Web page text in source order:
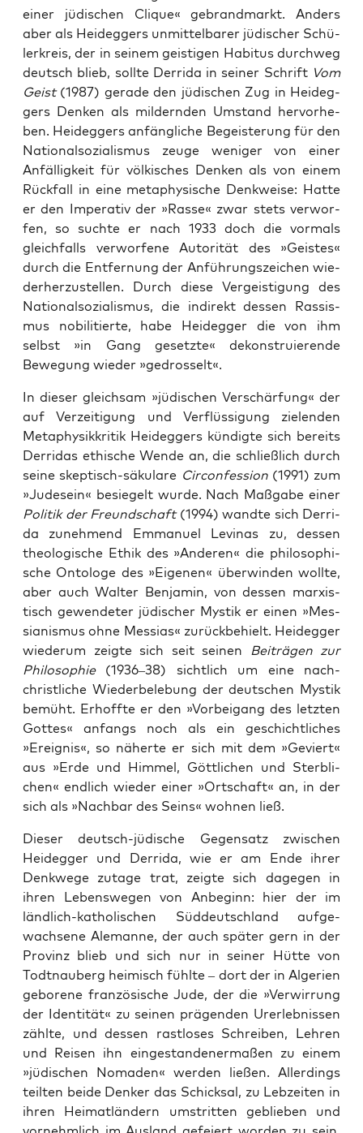
einer jüdi­schen Cli­que« gebrand­markt. Anders
aber als Heid­eg­gers unmit­tel­ba­rer jüdi­scher Schü­
ler­kreis, der in sei­nem geis­ti­gen Habi­tus durch­weg
deutsch blieb, soll­te Der­ri­da in sei­ner Schrift Vom
Geist(1987) gera­de den jüdi­schen Zug in Heid­eg­
gers Den­ken als mil­dern­den Umstand her­vor­he­
ben. Heid­eg­gers anfäng­li­che Begeis­te­rung für den
Natio­nal­so­zia­lis­mus zeu­ge weni­ger von einer
Anfäl­lig­keit für völ­ki­sches Den­ken als von einem
Rück­fall in eine meta­phy­si­sche Denk­wei­se: Hat­te
er den Impe­ra­tiv der »Ras­se« zwar stets ver­wor­
fen, so such­te er nach 1933 doch die vor­mals
gleich­falls ver­wor­fe­ne Auto­ri­tät des »Geis­tes«
durch die Ent­fer­nung der Anfüh­rungs­zei­chen wie­
der­her­zu­stel­len. Durch die­se Ver­geis­ti­gung des
Natio­nal­so­zia­lis­mus, die indi­rekt des­sen Ras­sis­
mus nobi­li­tier­te, habe Heid­eg­ger die von ihm
selbst »in Gang gesetz­te« dekon­stru­ie­ren­de
Bewe­gung wie­der »gedros­selt«.
In die­ser gleich­sam »jüdi­schen Ver­schär­fung« der
auf Ver­zei­ti­gung und Ver­flüs­si­gung zie­len­den
Meta­phy­sik­kri­tik Heid­eg­gers kün­dig­te sich bereits
Der­ri­das ethi­sche Wen­de an, die schließ­lich durch
sei­ne skep­tisch-säku­la­re Cir­con­fes­si­on(1991) zum
»Jude­s­ein« besie­gelt wur­de. Nach Maß­ga­be einer
Poli­tik der Freund­schaft(1994) wand­te sich Der­ri­
da zuneh­mend Emma­nu­el Levi­n­as zu, des­sen
theo­lo­gi­sche Ethik des »Ande­ren« die phi­lo­so­phi­
sche Onto­lo­ge des »Eige­nen« über­win­den woll­te,
aber auch Wal­ter Ben­ja­min, von des­sen mar­xis­
tisch gewen­de­ter jüdi­scher Mys­tik er einen »Mes­
sia­nis­mus ohne Mes­si­as« zurück­be­hielt. Heid­eg­ger
wie­der­um zeig­te sich seit sei­nen Bei­trä­gen zur
Phi­lo­so­phie(1936–38) sicht­lich um eine nach­
christ­li­che Wie­der­be­le­bung der deut­schen Mys­tik
bemüht. Erhoff­te er den »Vor­bei­gang des letz­ten
Got­tes« anfangs noch als ein geschicht­li­ches
»Ereig­nis«, so näher­te er sich mit dem »Geviert«
aus »Erde und Him­mel, Gött­li­chen und Sterb­li­
chen« end­lich wie­der einer »Ort­schaft« an, in der
sich als »Nach­bar des Seins« woh­nen ließ.
Die­ser deutsch-jüdi­sche Gegen­satz zwi­schen
Heid­eg­ger und Der­ri­da, wie er am Ende ihrer
Denk­we­ge zuta­ge trat, zeig­te sich dage­gen in
ihren Lebens­we­gen von Anbe­ginn: hier der im
länd­lich-katho­li­schen Süd­deutsch­land auf­ge­
wach­se­ne Ale­man­ne, der auch spä­ter gern in der
Pro­vinz blieb und sich nur in sei­ner Hüt­te von
Todt­nau­berg hei­misch fühl­te – dort der in Alge­ri­en
gebo­re­ne fran­zö­si­sche Jude, der die »Ver­wir­rung
der Iden­ti­tät« zu sei­nen prä­gen­den Urer­leb­nis­sen
zähl­te, und des­sen rast­lo­ses Schrei­ben, Leh­ren
und Rei­sen ihn ein­ge­stan­de­ner­ma­ßen zu einem
»jüdi­schen Noma­den« wer­den lie­ßen. Aller­dings
teil­ten bei­de Den­ker das Schick­sal, zu Leb­zei­ten in
ihren Hei­mat­län­dern umstrit­ten geblie­ben und